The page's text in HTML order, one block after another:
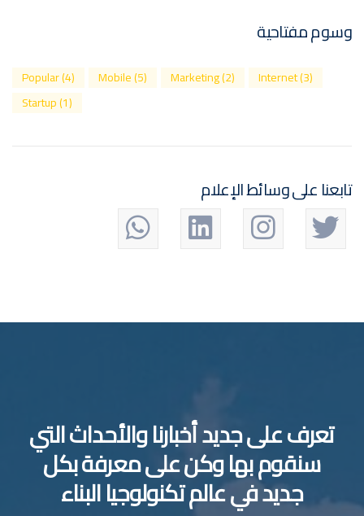
وسوم مفتاحية
Internet(3)
Marketing(2)
Mobile(5)
Popular(4)
Startup(1)
تابعنا على وسائط الإعلام
تعرف على جديد أخبارنا والأحداث التي
سنقوم بها وكن على معرفة بكل
جديد في عالم تكنولوجيا البناء